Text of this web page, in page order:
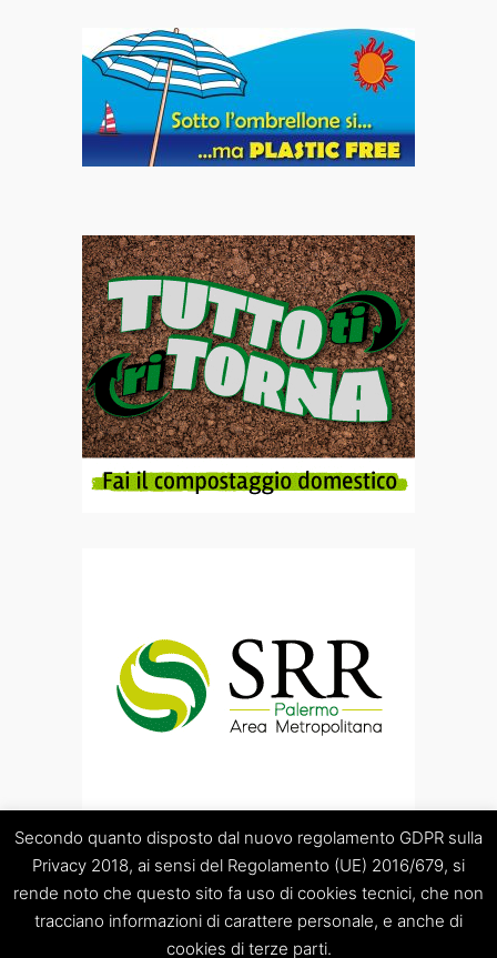
“Società Regolamentazione del servizio di gestione Rifiuti
Secondo quanto disposto dal nuovo regolamento GDPR sulla
Privacy 2018, ai sensi del Regolamento (UE) 2016/679, si
rende noto che questo sito fa uso di cookies tecnici, che non
tracciano informazioni di carattere personale, e anche di
cookies di terze parti.